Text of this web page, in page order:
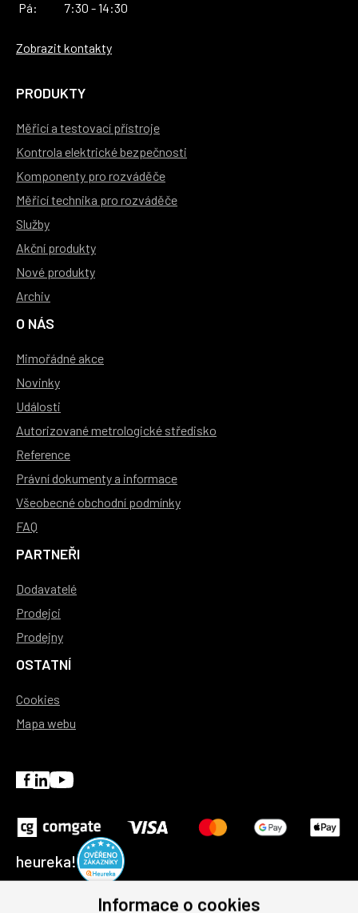
Pá:
7:30 - 14:30
Zobrazit kontakty
PRODUKTY
Měřicí a testovací přístroje
Kontrola elektrické bezpečnosti
Komponenty pro rozváděče
Měřicí technika pro rozváděče
Služby
Akční produkty
Nové produkty
Archiv
O NÁS
Mimořádné akce
Novinky
Události
Autorizované metrologické středisko
Reference
Právní dokumenty a informace
Všeobecné obchodní podmínky
FAQ
PARTNEŘI
Dodavatelé
Prodejci
Prodejny
OSTATNÍ
Cookies
Mapa webu
heureka!
Informace o cookies